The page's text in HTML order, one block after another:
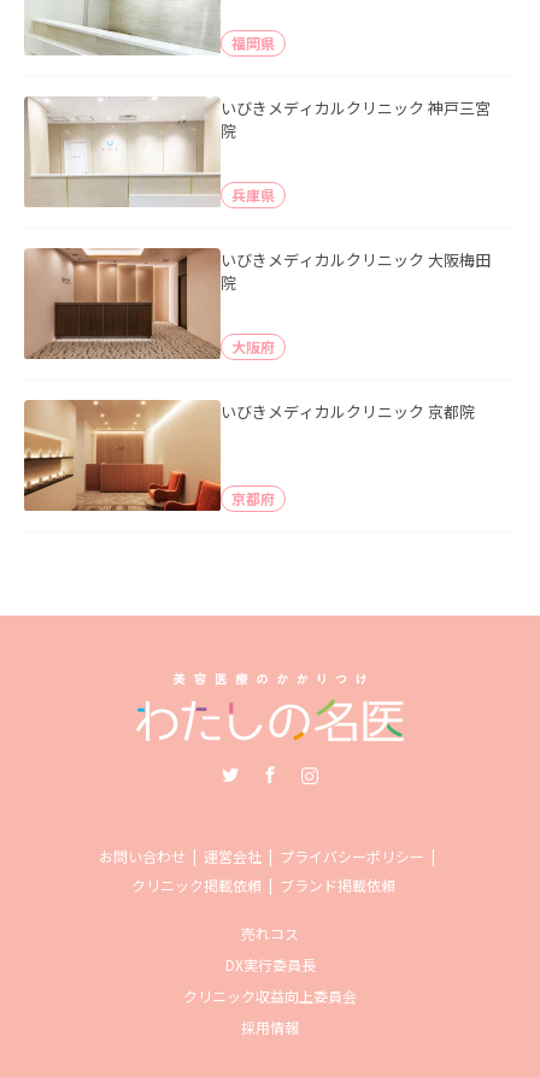
福岡県
いびきメディカルクリニック 神戸三宮
院
兵庫県
いびきメディカルクリニック 大阪梅田
院
大阪府
いびきメディカルクリニック 京都院
京都府
お問い合わせ 運営会社
プライバシーポリシー
クリニック掲載依頼
ブランド掲載依頼
売れコス
DX実行委員長
クリニック収益向上委員会
採用情報